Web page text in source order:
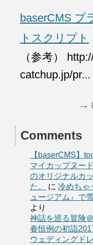
baserCMS プ
トスクリプト
（参考）
catchup.jp/pr...
→
Comments
【baserCMS】
マイカップヌー
のオリジナルカ
た。
に 冷めちゃ
ュージアム』で
より
神話を巡る冒険
春恒例の初詣
ウェディングド